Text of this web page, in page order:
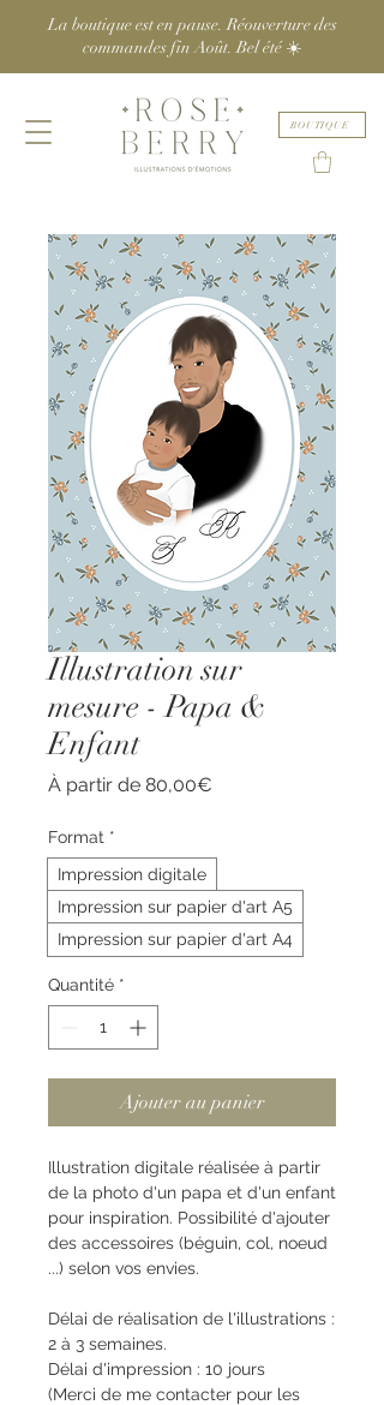
BOUTIQUE
La boutique est en pause. Réouverture des
commandes fin Août. Bel été ☀️
Illustration sur
mesure - Papa &
Enfant
À partir de 80,00€
Format *
Impression digitale
Impression sur papier d'art A5
Impression sur papier d'art A4
Quantité *
Ajouter au panier
Illustration digitale réalisée à partir
de la photo d'un papa et d'un enfant
pour inspiration. Possibilité d'ajouter
des accessoires (béguin, col, noeud
...) selon vos envies.
Délai de réalisation de l'illustrations :
2 à 3 semaines.
Délai d'impression : 10 jours
(Merci de me contacter pour les